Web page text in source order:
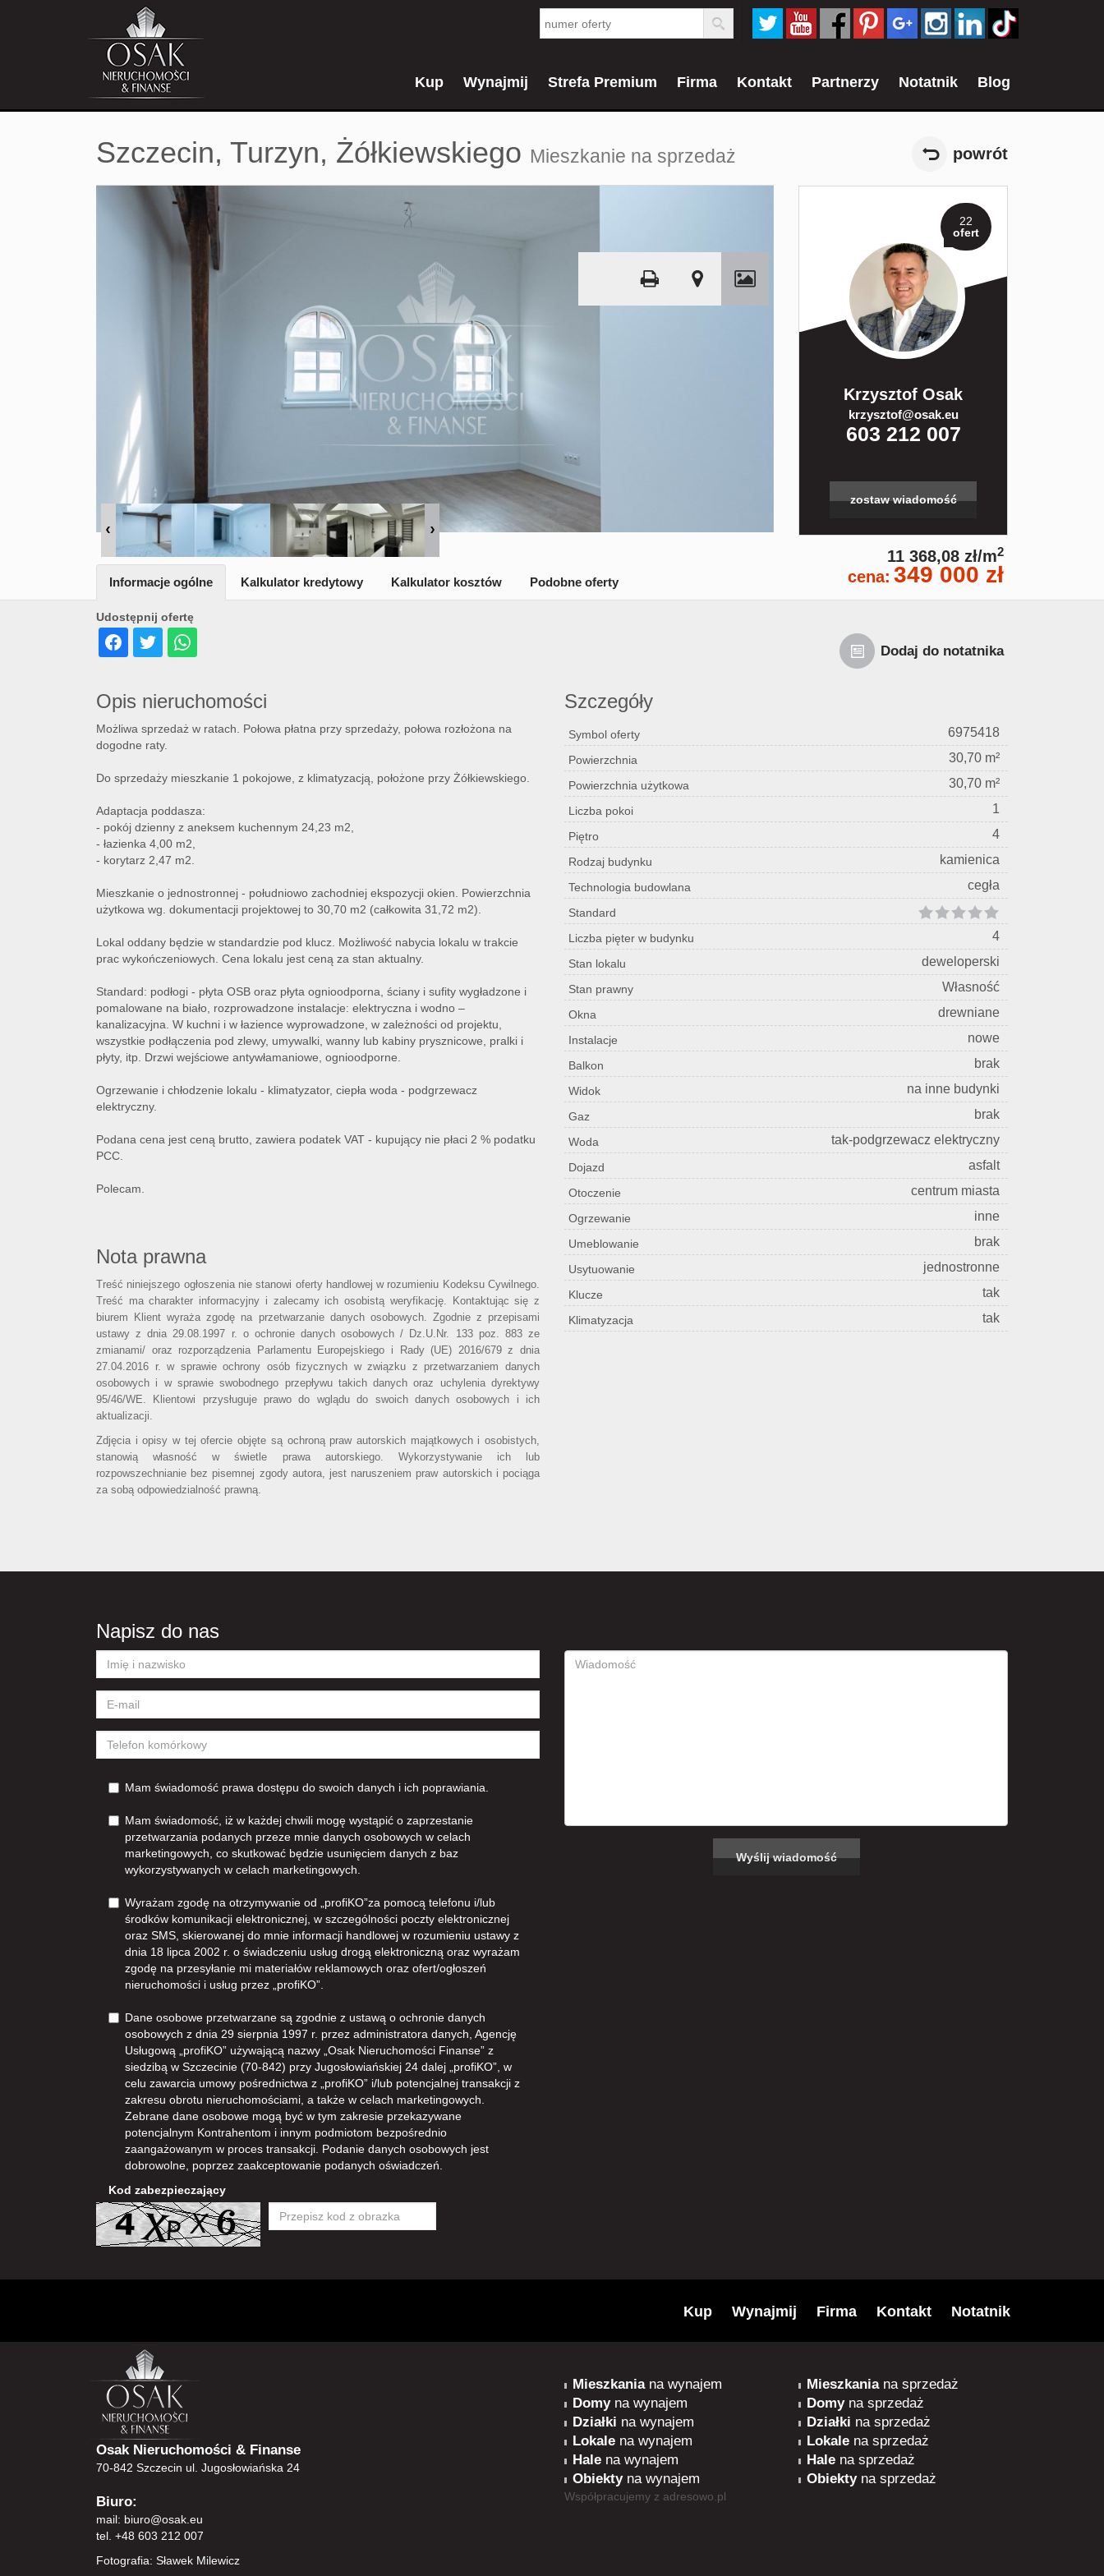
Kup Wynajmij Strefa Premium Firma Kontakt Partnerzy Notatnik Blog
Szczecin, Turzyn, Żółkiewskiego Mieszkanie na sprzedaż powrót
22
ofert
Krzysztof Osak
krzysztof@osak.eu
603 212 007
zostaw wiadomość
11 368,08 zł/m2
cena: 349 000 zł
Dodaj do notatnika
Udostępnij ofertę
Informacje ogólne Kalkulator kredytowy Kalkulator kosztów Podobne oferty
Opis nieruchomości
Możliwa sprzedaż w ratach. Połowa płatna przy sprzedaży, połowa rozłożona na
dogodne raty.
Do sprzedaży mieszkanie 1 pokojowe, z klimatyzacją, położone przy Żółkiewskiego.
Adaptacja poddasza:
- pokój dzienny z aneksem kuchennym 24,23 m2,
- łazienka 4,00 m2,
- korytarz 2,47 m2.
Mieszkanie o jednostronnej - południowo zachodniej ekspozycji okien. Powierzchnia
użytkowa wg. dokumentacji projektowej to 30,70 m2 (całkowita 31,72 m2).
Lokal oddany będzie w standardzie pod klucz. Możliwość nabycia lokalu w trakcie
prac wykończeniowych. Cena lokalu jest ceną za stan aktualny.
Standard: podłogi - płyta OSB oraz płyta ognioodporna, ściany i sufity wygładzone i
pomalowane na biało, rozprowadzone instalacje: elektryczna i wodno –
kanalizacyjna. W kuchni i w łazience wyprowadzone, w zależności od projektu,
wszystkie podłączenia pod zlewy, umywalki, wanny lub kabiny prysznicowe, pralki i
płyty, itp. Drzwi wejściowe antywłamaniowe, ognioodporne.
Ogrzewanie i chłodzenie lokalu - klimatyzator, ciepła woda - podgrzewacz
elektryczny.
Podana cena jest ceną brutto, zawiera podatek VAT - kupujący nie płaci 2 % podatku
PCC.
Polecam.
Nota prawna
Treść niniejszego ogłoszenia nie stanowi oferty handlowej w rozumieniu Kodeksu Cywilnego.
Treść ma charakter informacyjny i zalecamy ich osobistą weryfikację. Kontaktując się z
biurem Klient wyraża zgodę na przetwarzanie danych osobowych. Zgodnie z przepisami
ustawy z dnia 29.08.1997 r. o ochronie danych osobowych / Dz.U.Nr. 133 poz. 883 ze
zmianami/ oraz rozporządzenia Parlamentu Europejskiego i Rady (UE) 2016/679 z dnia
27.04.2016 r. w sprawie ochrony osób fizycznych w związku z przetwarzaniem danych
osobowych i w sprawie swobodnego przepływu takich danych oraz uchylenia dyrektywy
95/46/WE. Klientowi przysługuje prawo do wglądu do swoich danych osobowych i ich
aktualizacji.
Zdjęcia i opisy w tej ofercie objęte są ochroną praw autorskich majątkowych i osobistych,
stanowią własność w świetle prawa autorskiego. Wykorzystywanie ich lub
rozpowszechnianie bez pisemnej zgody autora, jest naruszeniem praw autorskich i pociąga
za sobą odpowiedzialność prawną.
Szczegóły
Symbol oferty 6975418
Powierzchnia 30,70 m²
Powierzchnia użytkowa 30,70 m²
Liczba pokoi 1
Piętro 4
Rodzaj budynku kamienica
Technologia budowlana cegła
Standard
Liczba pięter w budynku
4
Stan lokalu deweloperski
Stan prawny Własność
Okna drewniane
Instalacje nowe
Balkon brak
Widok na inne budynki
Gaz brak
Woda tak-podgrzewacz elektryczny
Dojazd asfalt
Otoczenie centrum miasta
Ogrzewanie inne
Umeblowanie brak
Usytuowanie jednostronne
Klucze tak
Klimatyzacja tak
Napisz do nas
Mam świadomość prawa dostępu do swoich danych i ich poprawiania.
Mam świadomość, iż w każdej chwili mogę wystąpić o zaprzestanie
przetwarzania podanych przeze mnie danych osobowych w celach
marketingowych, co skutkować będzie usunięciem danych z baz
wykorzystywanych w celach marketingowych.
Wyrażam zgodę na otrzymywanie od „profiKO”za pomocą telefonu i/lub
środków komunikacji elektronicznej, w szczególności poczty elektronicznej
oraz SMS, skierowanej do mnie informacji handlowej w rozumieniu ustawy z
dnia 18 lipca 2002 r. o świadczeniu usług drogą elektroniczną oraz wyrażam
zgodę na przesyłanie mi materiałów reklamowych oraz ofert/ogłoszeń
nieruchomości i usług przez „profiKO”.
Dane osobowe przetwarzane są zgodnie z ustawą o ochronie danych
osobowych z dnia 29 sierpnia 1997 r. przez administratora danych, Agencję
Usługową „profiKO” używającą nazwy „Osak Nieruchomości Finanse” z
siedzibą w Szczecinie (70-842) przy Jugosłowiańskiej 24 dalej „profiKO”, w
celu zawarcia umowy pośrednictwa z „profiKO” i/lub potencjalnej transakcji z
zakresu obrotu nieruchomościami, a także w celach marketingowych.
Zebrane dane osobowe mogą być w tym zakresie przekazywane
potencjalnym Kontrahentom i innym podmiotom bezpośrednio
zaangażowanym w proces transakcji. Podanie danych osobowych jest
dobrowolne, poprzez zaakceptowanie podanych oświadczeń.
Kod zabezpieczający
Kup Wynajmij Firma Kontakt Notatnik
Osak Nieruchomości & Finanse
70-842 Szczecin ul. Jugosłowiańska 24
Biuro:
mail: biuro@osak.eu
tel. +48 603 212 007
Fotografia: Sławek Milewicz
Mieszkaniana wynajem
Domyna wynajem
Działki na wynajem
Lokale na wynajem
Hale na wynajem
Obiektyna wynajem
Współpracujemy z adresowo.pl
Mieszkaniana sprzedaż
Domyna sprzedaż
Działki na sprzedaż
Lokale na sprzedaż
Hale na sprzedaż
Obiektyna sprzedaż